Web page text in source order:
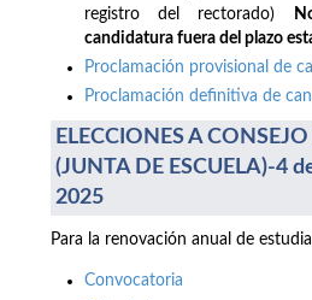
registro del rectorado)
candidatura fuera del plazo
Proclamación provisional de
Proclamación definitiva de
ELECCIONES A
(JUNTA DE ESCUELA)-4
2025
Para la renovación anual de
Convocatoria